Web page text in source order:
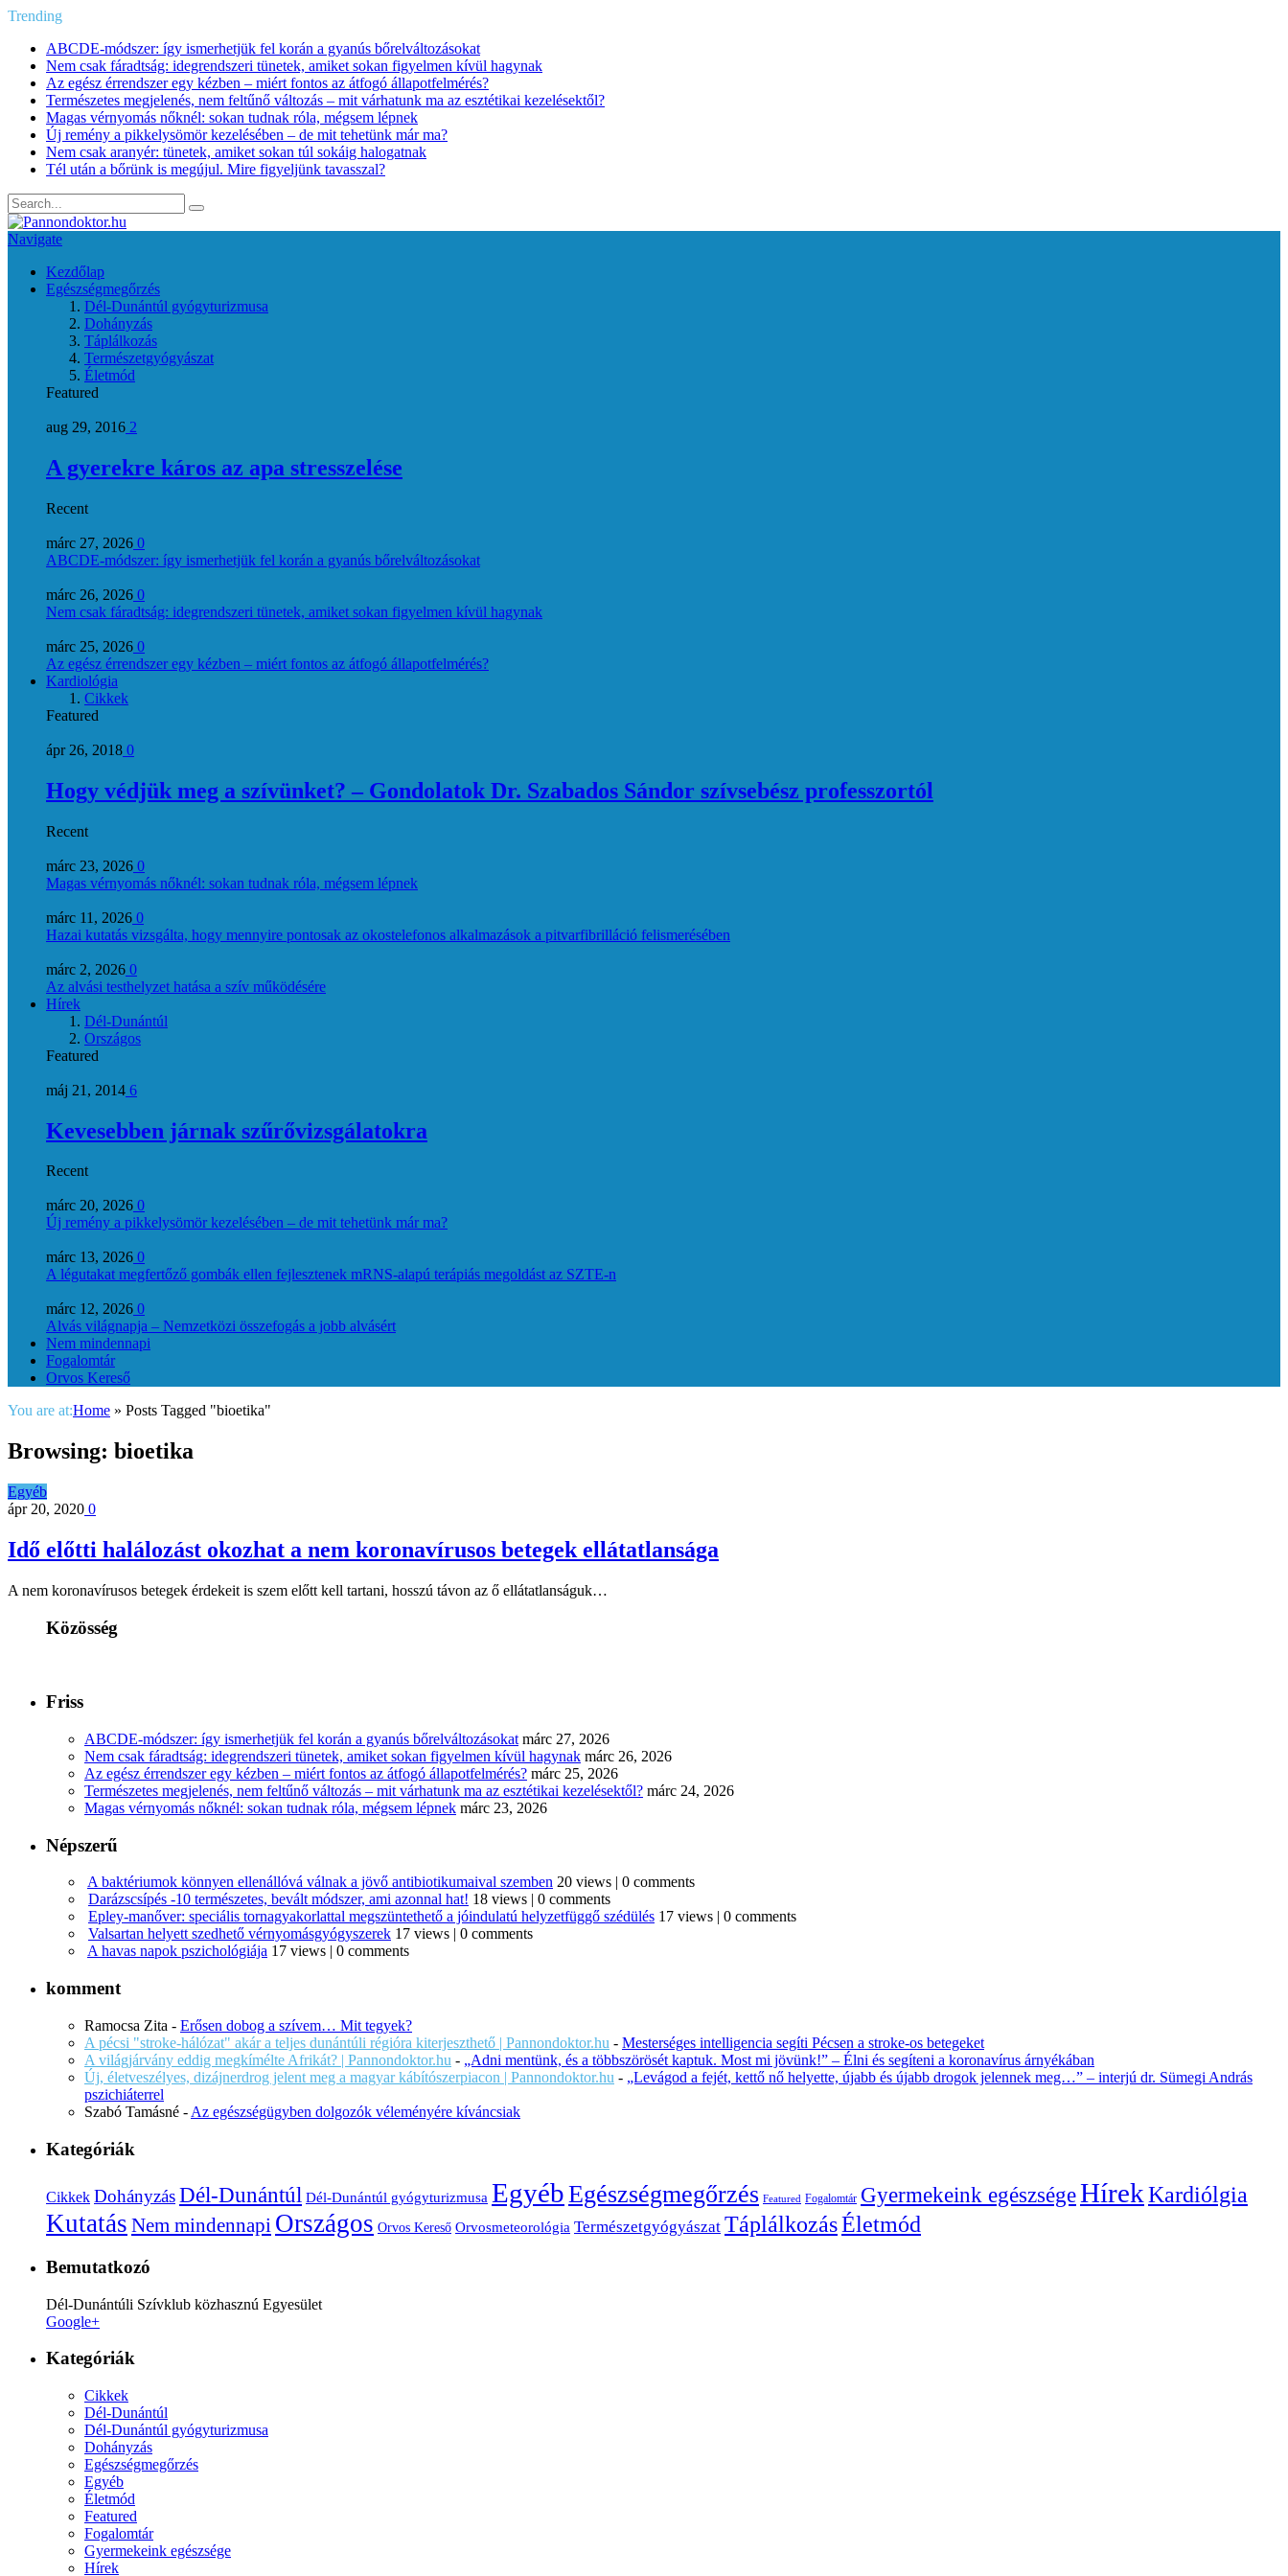
Trending
ABCDE‑módszer: így ismerhetjük fel korán a gyanús bőrelváltozásokat
Nem csak fáradtság: idegrendszeri tünetek, amiket sokan figyelmen kívül hagynak
Az egész érrendszer egy kézben – miért fontos az átfogó állapotfelmérés?
Természetes megjelenés, nem feltűnő változás – mit várhatunk ma az esztétikai kezelésektől?
Magas vérnyomás nőknél: sokan tudnak róla, mégsem lépnek
Új remény a pikkelysömör kezelésében – de mit tehetünk már ma?
Nem csak aranyér: tünetek, amiket sokan túl sokáig halogatnak
Tél után a bőrünk is megújul. Mire figyeljünk tavasszal?
Navigate
Kezdőlap
Egészségmegőrzés
Dél-Dunántúl gyógyturizmusa
Dohányzás
Táplálkozás
Természetgyógyászat
Életmód
Featured
aug 29, 2016 2
A gyerekre káros az apa stresszelése
Recent
márc 27, 2026 0
ABCDE‑módszer: így ismerhetjük fel korán a gyanús bőrelváltozásokat
márc 26, 2026 0
Nem csak fáradtság: idegrendszeri tünetek, amiket sokan figyelmen kívül hagynak
márc 25, 2026 0
Az egész érrendszer egy kézben – miért fontos az átfogó állapotfelmérés?
Kardiológia
Cikkek
Featured
ápr 26, 2018 0
Hogy védjük meg a szívünket? – Gondolatok Dr. Szabados Sándor szívsebész professzortól
Recent
márc 23, 2026 0
Magas vérnyomás nőknél: sokan tudnak róla, mégsem lépnek
márc 11, 2026 0
Hazai kutatás vizsgálta, hogy mennyire pontosak az okostelefonos alkalmazások a pitvarfibrilláció felismerésében
márc 2, 2026 0
Az alvási testhelyzet hatása a szív működésére
Hírek
Dél-Dunántúl
Országos
Featured
máj 21, 2014 6
Kevesebben járnak szűrővizsgálatokra
Recent
márc 20, 2026 0
Új remény a pikkelysömör kezelésében – de mit tehetünk már ma?
márc 13, 2026 0
A légutakat megfertőző gombák ellen fejlesztenek mRNS-alapú terápiás megoldást az SZTE-n
márc 12, 2026 0
Alvás világnapja – Nemzetközi összefogás a jobb alvásért
Nem mindennapi
Fogalomtár
Orvos Kereső
You are at:Home » Posts Tagged "bioetika"
Browsing: bioetika
Egyéb
ápr 20, 2020 0
Idő előtti halálozást okozhat a nem koronavírusos betegek ellátatlansága
A nem koronavírusos betegek érdekeit is szem előtt kell tartani, hosszú távon az ő ellátatlanságuk…
Közösség
Friss
ABCDE‑módszer: így ismerhetjük fel korán a gyanús bőrelváltozásokat márc 27, 2026
Nem csak fáradtság: idegrendszeri tünetek, amiket sokan figyelmen kívül hagynak márc 26, 2026
Az egész érrendszer egy kézben – miért fontos az átfogó állapotfelmérés? márc 25, 2026
Természetes megjelenés, nem feltűnő változás – mit várhatunk ma az esztétikai kezelésektől? márc 24, 2026
Magas vérnyomás nőknél: sokan tudnak róla, mégsem lépnek márc 23, 2026
Népszerű
A baktériumok könnyen ellenállóvá válnak a jövő antibiotikumaival szemben 20 views | 0 comments
Darázscsípés -10 természetes, bevált módszer, ami azonnal hat! 18 views | 0 comments
Epley-manőver: speciális tornagyakorlattal megszüntethető a jóindulatú helyzetfüggő szédülés 17 views | 0 comments
Valsartan helyett szedhető vérnyomásgyógyszerek 17 views | 0 comments
A havas napok pszichológiája 17 views | 0 comments
komment
Ramocsa Zita - Erősen dobog a szívem… Mit tegyek?
A pécsi "stroke-hálózat" akár a teljes dunántúli régióra kiterjeszthető | Pannondoktor.hu - Mesterséges intelligencia segíti Pécsen a stroke-os betegeket
A világjárvány eddig megkímélte Afrikát? | Pannondoktor.hu - „Adni mentünk, és a többszörösét kaptuk. Most mi jövünk!” – Élni és segíteni a koronavírus árnyékában
Új, életveszélyes, dizájnerdrog jelent meg a magyar kábítószerpiacon | Pannondoktor.hu - „Levágod a fejét, kettő nő helyette, újabb és újabb drogok jelennek meg…” – interjú dr. Sümegi András
pszichiáterrel
Szabó Tamásné - Az egészségügyben dolgozók véleményére kíváncsiak
Kategóriák
Cikkek DohányzásDél-Dunántúl Dél-Dunántúl gyógyturizmusa EgyébEgészségmegőrzés Featured Fogalomtár Gyermekeink egészségeHírekKardiólgia
Kutatás Nem mindennapi Országos Orvos Kereső Orvosmeteorológia Természetgyógyászat TáplálkozásÉletmód
Bemutatkozó
Dél-Dunántúli Szívklub közhasznú Egyesület
Google+
Kategóriák
Cikkek
Dél-Dunántúl
Dél-Dunántúl gyógyturizmusa
Dohányzás
Egészségmegőrzés
Egyéb
Életmód
Featured
Fogalomtár
Gyermekeink egészsége
Hírek